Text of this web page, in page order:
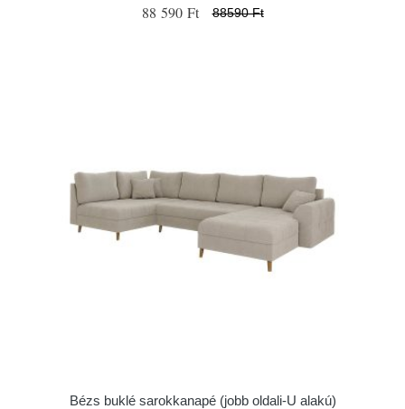
88 590 Ft 88590 Ft
Bézs buklé sarokkanapé (jobb oldali-U alakú)